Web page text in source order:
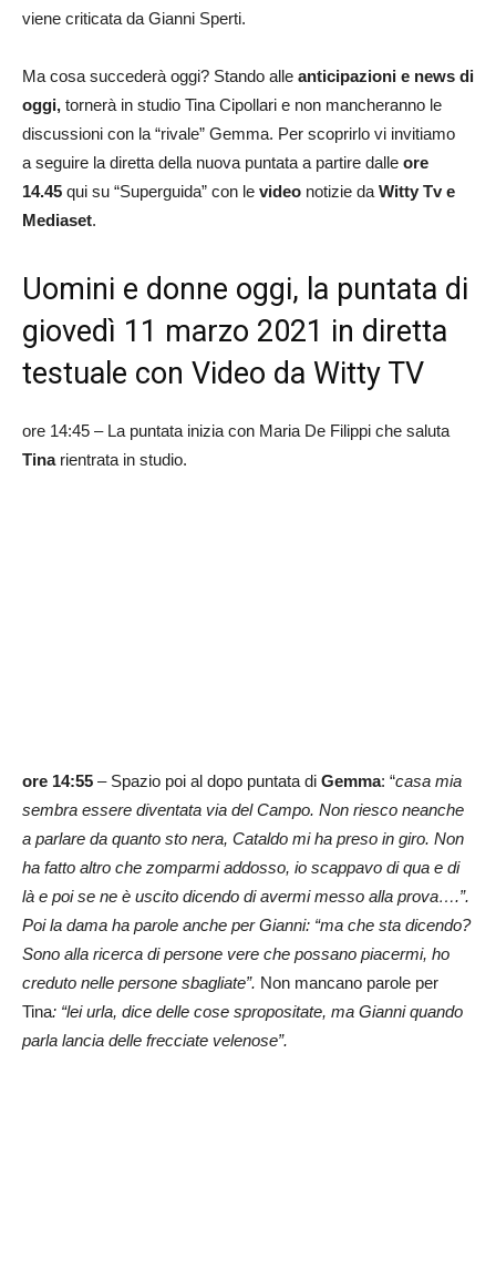
viene criticata da Gianni Sperti.
Ma cosa succederà oggi? Stando alle anticipazioni e news di
oggi, tornerà in studio Tina Cipollari e non mancheranno le
discussioni con la “rivale” Gemma. Per scoprirlo vi invitiamo
a seguire la diretta della nuova puntata a partire dalle ore
14.45 qui su “Superguida” con le video notizie da Witty Tv e
Mediaset.
Uomini e donne oggi, la puntata di
giovedì 11 marzo 2021 in diretta
testuale con Video da Witty TV
ore 14:45 – La puntata inizia con Maria De Filippi che saluta
Tinarientrata in studio.
ore 14:55 – Spazio poi al dopo puntata di Gemma: “casa mia
sembra essere diventata via del Campo. Non riesco neanche
a parlare da quanto sto nera, Cataldo mi ha preso in giro. Non
ha fatto altro che zomparmi addosso, io scappavo di qua e di
là e poi se ne è uscito dicendo di avermi messo alla prova….”.
Poi la dama ha parole anche per Gianni: “ma che sta dicendo?
Sono alla ricerca di persone vere che possano piacermi, ho
creduto nelle persone sbagliate”. Non mancano parole per
Tina: “lei urla, dice delle cose spropositate, ma Gianni quando
parla lancia delle frecciate velenose”.